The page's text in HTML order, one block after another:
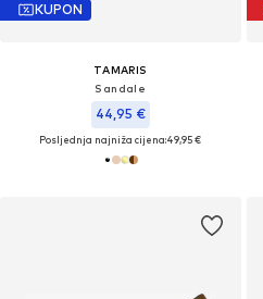
KUPON
TAMARIS
Sandale
44,95 €
Posljednja najniža cijena:49,95 €